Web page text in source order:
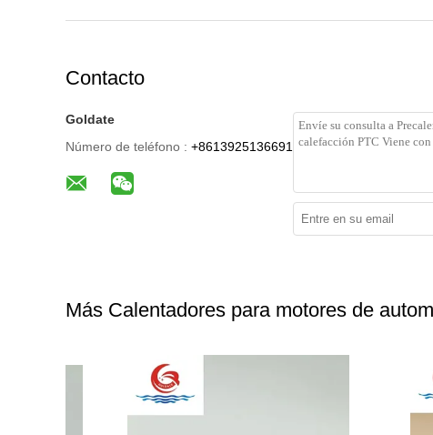
Contacto
Goldate
Número de teléfono : +8613925136691
Más Calentadores para motores de